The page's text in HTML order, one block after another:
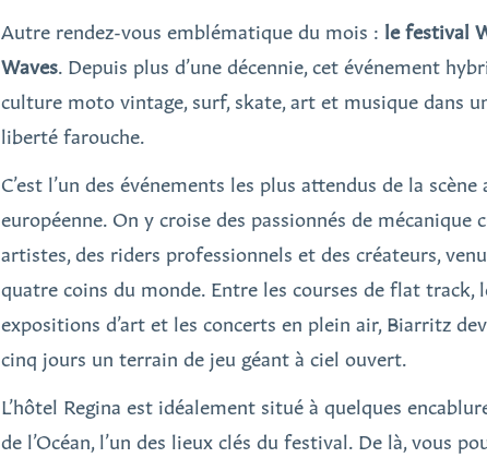
Autre rendez-vous emblématique du mois : le festival
Waves. Depuis plus d’une décennie, cet événement
culture moto vintage, surf, skate, art et musique dans
liberté farouche.
C’est l’un des événements les plus attendus de la
européenne. On y croise des passionnés de mécanique
artistes, des riders professionnels et des créateurs,
quatre coins du monde. Entre les courses de flat track,
expositions d’art et les concerts en plein air, Biarritz
cinq jours un terrain de jeu géant à ciel ouvert.
L’hôtel Regina est idéalement situé à quelques
de l’Océan, l’un des lieux clés du festival. De là, vous